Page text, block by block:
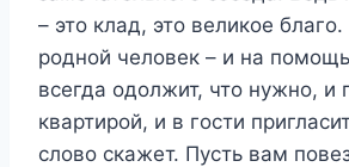
– это клад, это великое
родной человек – и на
всегда одолжит, что нужно, и
квартирой, и в гости
слово скажет. Пусть вам